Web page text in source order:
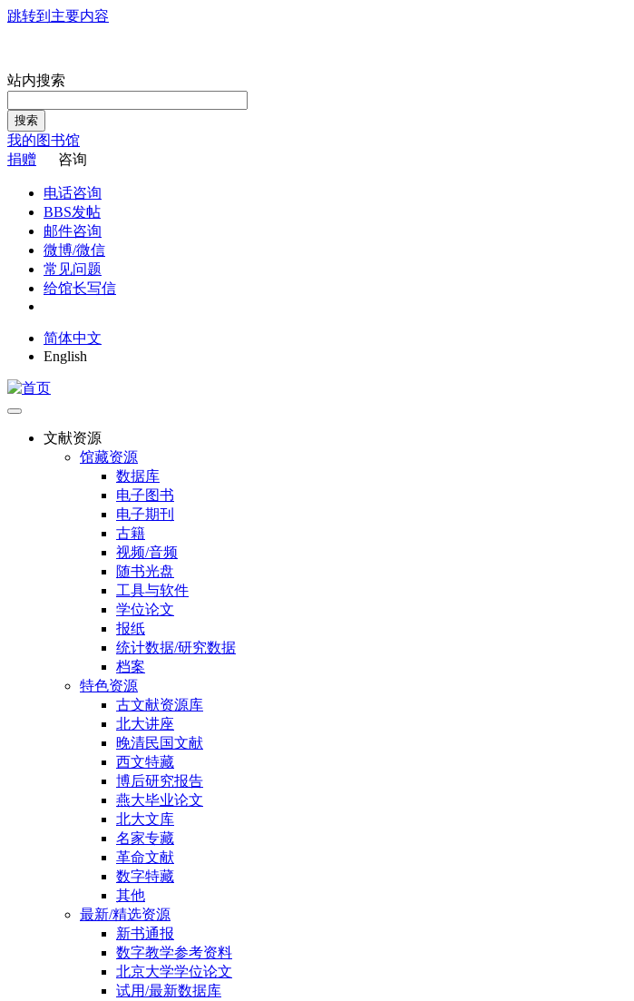
跳转到主要内容
站内搜索
搜索
我的图书馆
捐赠
咨询
电话咨询
BBS发帖
邮件咨询
微博/微信
常见问题
给馆长写信
简体中文
English
文献资源
馆藏资源
数据库
电子图书
电子期刊
古籍
视频/音频
随书光盘
工具与软件
学位论文
报纸
统计数据/研究数据
档案
特色资源
古文献资源库
北大讲座
晚清民国文献
西文特藏
博后研究报告
燕大毕业论文
北大文库
名家专藏
革命文献
数字特藏
其他
最新/精选资源
新书通报
数字教学参考资料
北京大学学位论文
试用/最新数据库